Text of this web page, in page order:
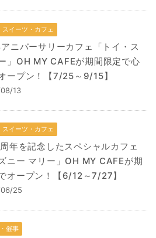
スイーツ・カフェ
ニバーサリーカフェ「トイ・ス
」OH MY CAFEが期間限定で心
ープン！【7/25～9/15】
13
スイーツ・カフェ
年を記念したスペシャルカフェ
ズニー マリー」OH MY CAFEが期
オープン！【6/12～7/27】
25
催事